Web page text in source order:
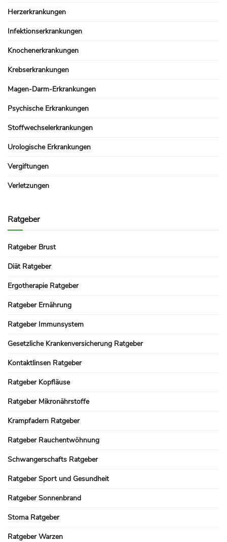
Herzerkrankungen
Infektionserkrankungen
Knochenerkrankungen
Krebserkrankungen
Magen-Darm-Erkrankungen
Psychische Erkrankungen
Stoffwechselerkrankungen
Urologische Erkrankungen
Vergiftungen
Verletzungen
Ratgeber
Ratgeber Brust
Diät Ratgeber
Ergotherapie Ratgeber
Ratgeber Ernährung
Ratgeber Immunsystem
Gesetzliche Krankenversicherung Ratgeber
Kontaktlinsen Ratgeber
Ratgeber Kopfläuse
Ratgeber Mikronährstoffe
Krampfadern Ratgeber
Ratgeber Rauchentwöhnung
Schwangerschafts Ratgeber
Ratgeber Sport und Gesundheit
Ratgeber Sonnenbrand
Stoma Ratgeber
Ratgeber Warzen